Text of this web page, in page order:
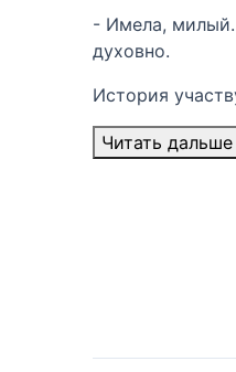
- Имела, милый.
духовно.
История
Читать дальше